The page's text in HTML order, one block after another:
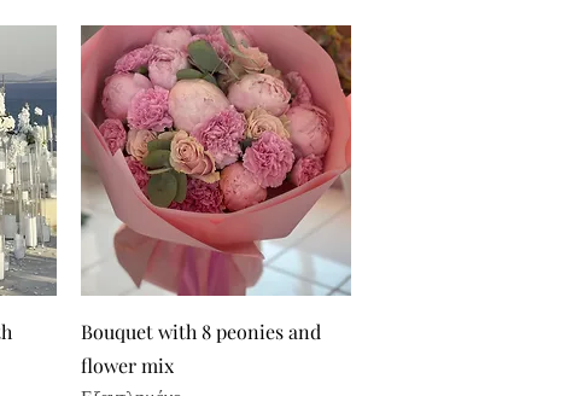
Bouquet with 8 peonies and
flower mix